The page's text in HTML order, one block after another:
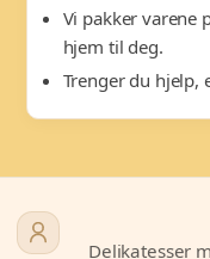
Vi pakker varene
hjem til deg.
Trenger du hjelp,
Delikatesser